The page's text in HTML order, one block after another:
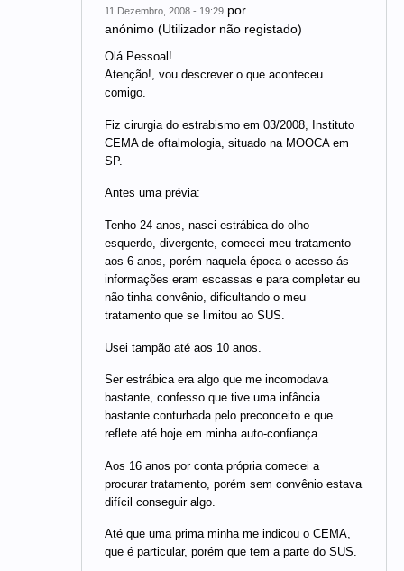
11 Dezembro, 2008 - 19:29 por
anónimo (Utilizador não registado)
Olá Pessoal!
Atenção!, vou descrever o que aconteceu
comigo.
Fiz cirurgia do estrabismo em 03/2008, Instituto
CEMA de oftalmologia, situado na MOOCA em
SP.
Antes uma prévia:
Tenho 24 anos, nasci estrábica do olho
esquerdo, divergente, comecei meu tratamento
aos 6 anos, porém naquela época o acesso ás
informações eram escassas e para completar eu
não tinha convênio, dificultando o meu
tratamento que se limitou ao SUS.
Usei tampão até aos 10 anos.
Ser estrábica era algo que me incomodava
bastante, confesso que tive uma infância
bastante conturbada pelo preconceito e que
reflete até hoje em minha auto-confiança.
Aos 16 anos por conta própria comecei a
procurar tratamento, porém sem convênio estava
difícil conseguir algo.
Até que uma prima minha me indicou o CEMA,
que é particular, porém que tem a parte do SUS.